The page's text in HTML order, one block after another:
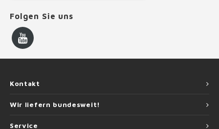
Folgen Sie uns
Kontakt
Wir liefern bundesweit!
Service